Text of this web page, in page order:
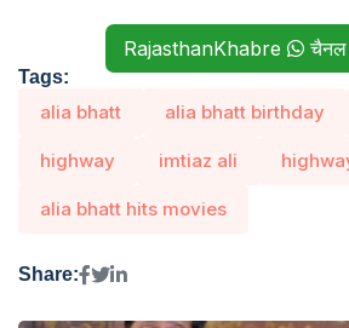
RajasthanKhabre चैनल
Tags:
alia bhatt alia bhatt birthday
highway imtiaz ali
alia bhatt hits movies
Share: